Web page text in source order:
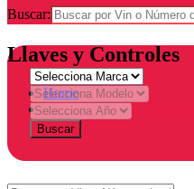
Buscar:
Llaves y Controles
Home
Products tagged
Buscar